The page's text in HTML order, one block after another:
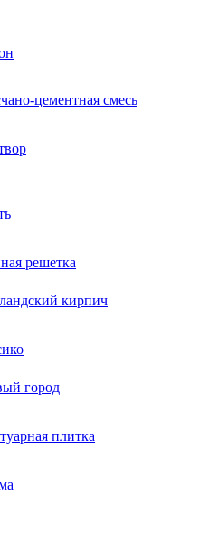
цементная смесь
решетка
кирпич
город
плитка